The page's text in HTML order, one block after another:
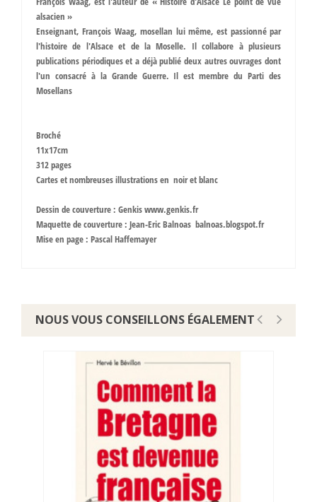
alsacien »
Enseignant, François Waag, mosellan lui même, est passionné par
l'histoire de l'Alsace et de la Moselle. Il collabore à plusieurs
publications périodiques et a déjà publié deux autres ouvrages dont
l'un consacré à la Grande Guerre. Il est membre du Parti des
Mosellans
Broché
11x17cm
312 pages
Cartes et nombreuses illustrations en noir et blanc
Dessin de couverture : Genkis www.genkis.fr
Maquette de couverture : Jean-Eric Balnoas balnoas.blogspot.fr
Mise en page : Pascal Haffemayer
NOUS VOUS CONSEILLONS ÉGALEMENT